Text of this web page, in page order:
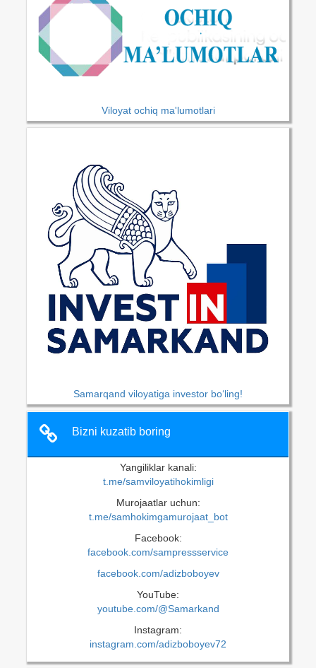
Viloyat ochiq ma'lumotlari
Samarqand viloyatiga investor bo‘ling!
Bizni kuzatib boring
Yangiliklar kanali:
t.me/samviloyatihokimligi
Murojaatlar uchun:
t.me/samhokimgamurojaat_bot
Facebook:
facebook.com/sampressservice
facebook.com/adizboboyev
YouTube:
youtube.com/@Samarkand
Instagram:
instagram.com/adizboboyev72